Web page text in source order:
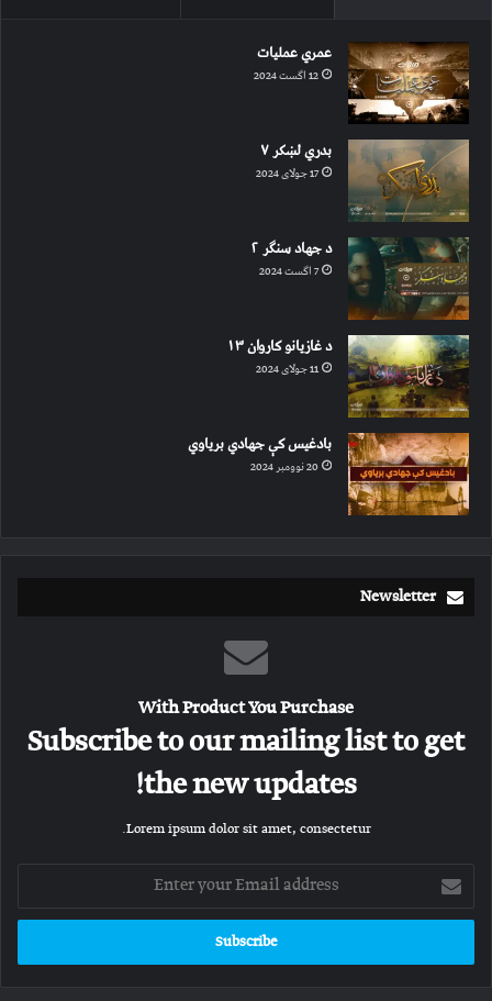
عمري عملیات
12 اگست 2024
بدري لښکر ۷
17 جولای 2024
د جهاد سنګر ۲
7 اگست 2024
د غازیانو کاروان ۱۳
11 جولای 2024
بادغیس کې جهادي بریاوي
20 نوومبر 2024
Newsletter
With Product You Purchase
Subscribe to our mailing list to get
the new updates!
Lorem ipsum dolor sit amet, consectetur.
Enter
your
Email